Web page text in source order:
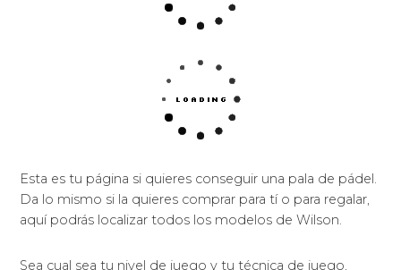
Aumenta la potencia para darte ese plus en cada
Provocan de sus palas la mayor precisa y cómoda
que puedas tener en tus manos.
La comodidad jugará siempre a tu favor.
La adaptabilidad al alcance de tu mano que te
que no se te escape ningún objetivo marcado.
Obtendrán el máximo rendimiento de tus golpes